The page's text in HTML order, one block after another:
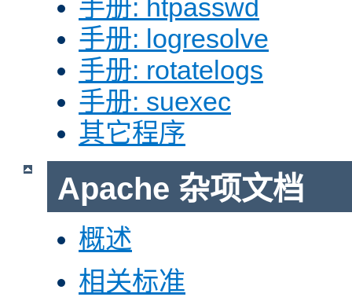
手册: htpasswd
手册: logresolve
手册: rotatelogs
手册: suexec
其它程序
Apache 杂项文档
概述
相关标准